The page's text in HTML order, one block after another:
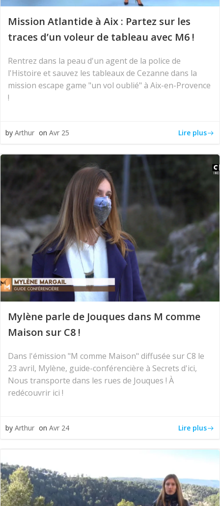
Mission Atlantide à Aix : Partez sur les
traces d’un voleur de tableau avec M6 !
Rentrez dans la peau d'un agent de la police de
l'Histoire et sauvez les tableaux de Cezanne dans la
mission escape game "un vol oublié" à Aix-en-Provence
!
by Arthur on Avr 25 Lire plus
Mylène parle de Jouques dans M comme
Maison sur C8 !
Dans l'émission "M comme Maison" diffusée sur C8 le
23 avril, Mylène, guide-conférencière à Secrets d'ici,
Nous transporte dans les rues de Jouques ! À
redécouvrir ici !
by Arthur on Avr 24 Lire plus